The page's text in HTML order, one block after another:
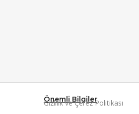
Önemli Bilgiler
Gizlilik ve Çerez Politikası